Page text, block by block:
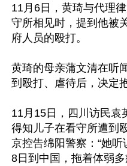
11月6日，黄琦与代理
守所相见时，提到他被
府人员的殴打。
黄琦的母亲蒲文清在听
到殴打、虐待后，决定
11月15日，四川访民袁
得知儿子在看守所遭到
京控告绵阳警察：“她听
8日到中国，拖着体弱